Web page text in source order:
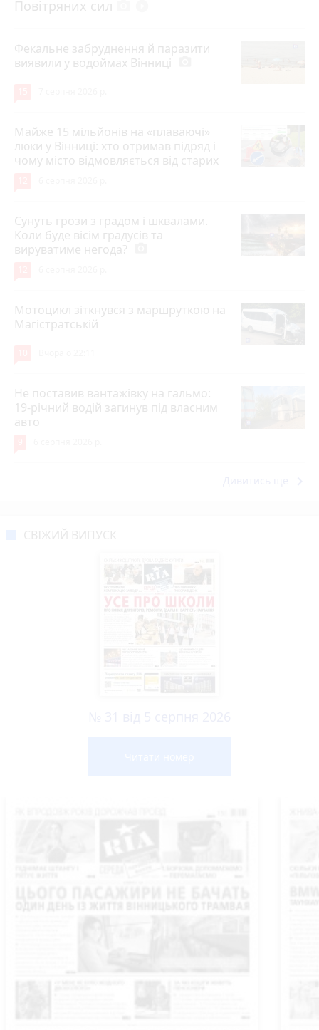
Повітряних сил
Фекальне забруднення й паразити
виявили у водоймах Вінниці
Майже 15 мільйонів на «плаваючі»
люки у Вінниці: хто отримав підряд і
чому місто відмовляється від старих
Сунуть грози з градом і шквалами.
Коли буде вісім градусів та
вируватиме негода?
Мотоцикл зіткнувся з маршруткою на
Магістратській
Не поставив вантажівку на гальмо:
19-річний водій загинув під власним
авто